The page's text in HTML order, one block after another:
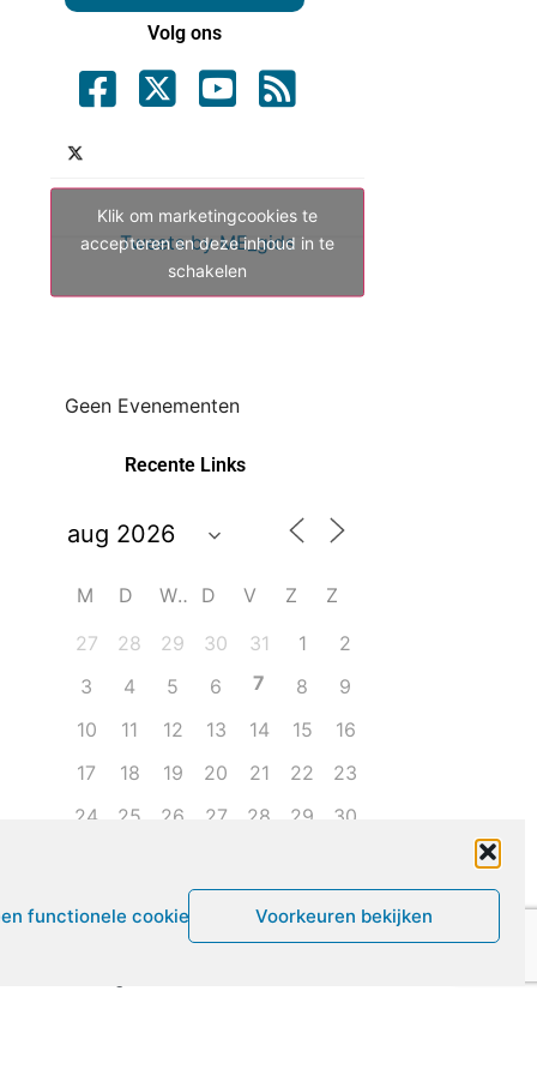
functionele cookies Voorkeuren bekijken
Volg ons
Tweets by ME_gids
Klik om marketingcookies te
accepteren en deze inhoud in te
schakelen
Geen Evenementen
Recente Links
M D W D V Z
Z
27
28 29 30 31 1
2
3
4 5 6 7 8
9
10
11 12 13 14 15
16
17
18 19 20 21 22
23
24
25 26 27 28 29
30
Leven met ME/CVS en POTS